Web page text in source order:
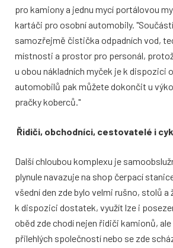
pro kamiony a jednu mycí portálovou
kartáči pro osobní automobily.
samozřejmě čistička odpadních vod,
místnosti a prostor pro personál,
u obou nákladních myček je k dispozici
automobilů pak můžete dokončit u
pračky koberců."
Řidiči, obchodníci, cestovatelé i
Další chloubou komplexu je
plynule navazuje na shop čerpací
všední den zde bylo velmi rušno, stolů a
k dispozici dostatek, využít lze i
oběd zde chodí nejen řidiči kamionů,
přilehlých společností nebo se zde